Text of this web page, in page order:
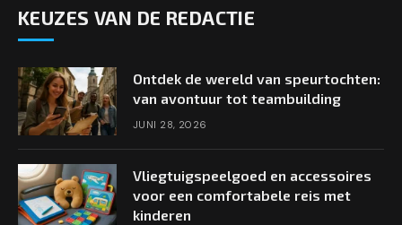
KEUZES VAN DE REDACTIE
Ontdek de wereld van speurtochten:
van avontuur tot teambuilding
JUNI 28, 2026
Vliegtuigspeelgoed en accessoires
voor een comfortabele reis met
kinderen